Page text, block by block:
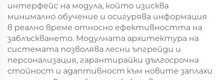
интерфейс на модула, който изисква
минимално обучение и осигурява информация
в реално време относно ефективността на
заблъскването. Модулната архитектура на
системата позволява лесни ъпгрейди и
персонализация, гарантирайки дългосрочна
стойност и адаптивност към новите заплахи